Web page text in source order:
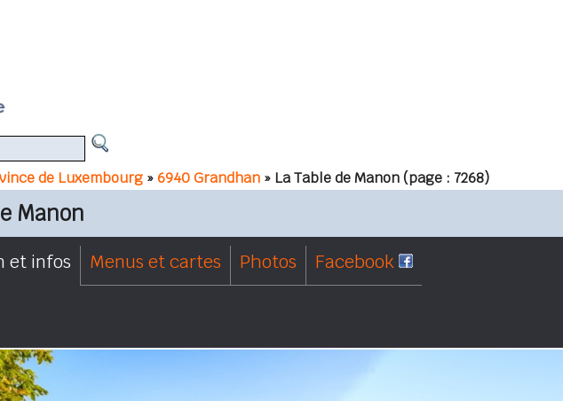
de Luxembourg »6940 Grandhan » La Table de Manon(page : 7268)
Manon
et infos Menus et cartes Photos Facebook